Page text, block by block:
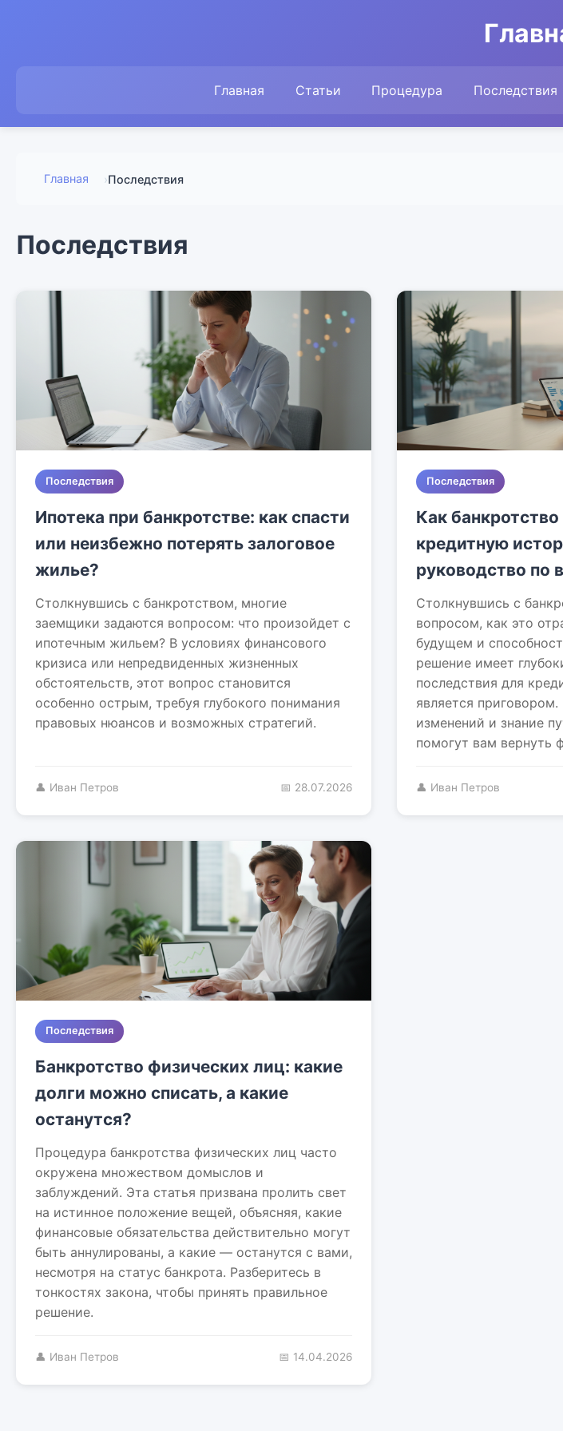
Главная Статьи Процедура Последствия
Главная ›Последствия
Последствия
Последствия
Ипотека при банкротстве: как спасти
или неизбежно потерять залоговое
жилье?
Столкнувшись с банкротством, многие
заемщики задаются вопросом: что произойдет с
ипотечным жильем? В условиях финансового
кризиса или непредвиденных жизненных
обстоятельств, этот вопрос становится
особенно острым, требуя глубокого понимания
правовых нюансов и возможных стратегий.
👤 Иван Петров 📅 28.07.2026
Последствия
Как банкротство
кредитную
руководство по
Столкнувшись с
вопросом, как это
будущем и
решение имеет
последствия для
является
изменений и знание
помогут вам вернуть
👤 Иван Петров
Последствия
Банкротство физических лиц: какие
долги можно списать, а какие
останутся?
Процедура банкротства физических лиц часто
окружена множеством домыслов и
заблуждений. Эта статья призвана пролить свет
на истинное положение вещей, объясняя, какие
финансовые обязательства действительно могут
быть аннулированы, а какие — останутся с вами,
несмотря на статус банкрота. Разберитесь в
тонкостях закона, чтобы принять правильное
решение.
👤 Иван Петров 📅 14.04.2026